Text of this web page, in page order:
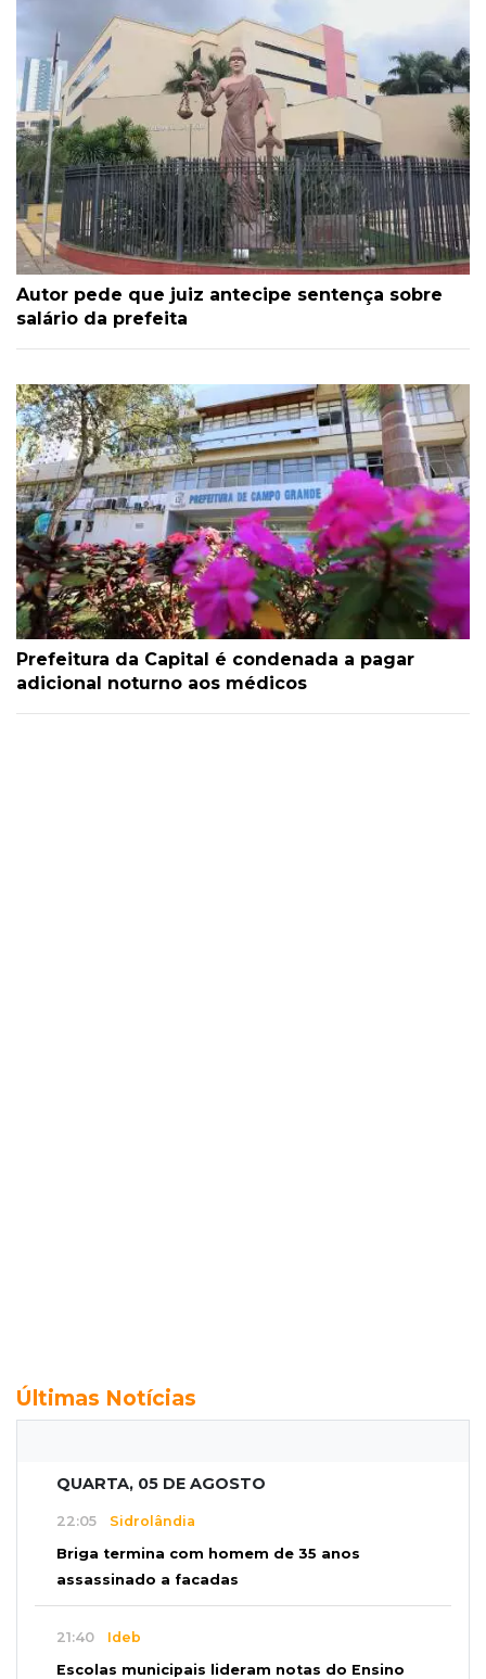
Autor pede que juiz antecipe sentença sobre
salário da prefeita
Prefeitura da Capital é condenada a pagar
adicional noturno aos médicos
Últimas Notícias
QUARTA, 05 DE AGOSTO
22:05 Sidrolândia
Briga termina com homem de 35 anos
assassinado a facadas
21:40 Ideb
Escolas municipais lideram notas do Ensino